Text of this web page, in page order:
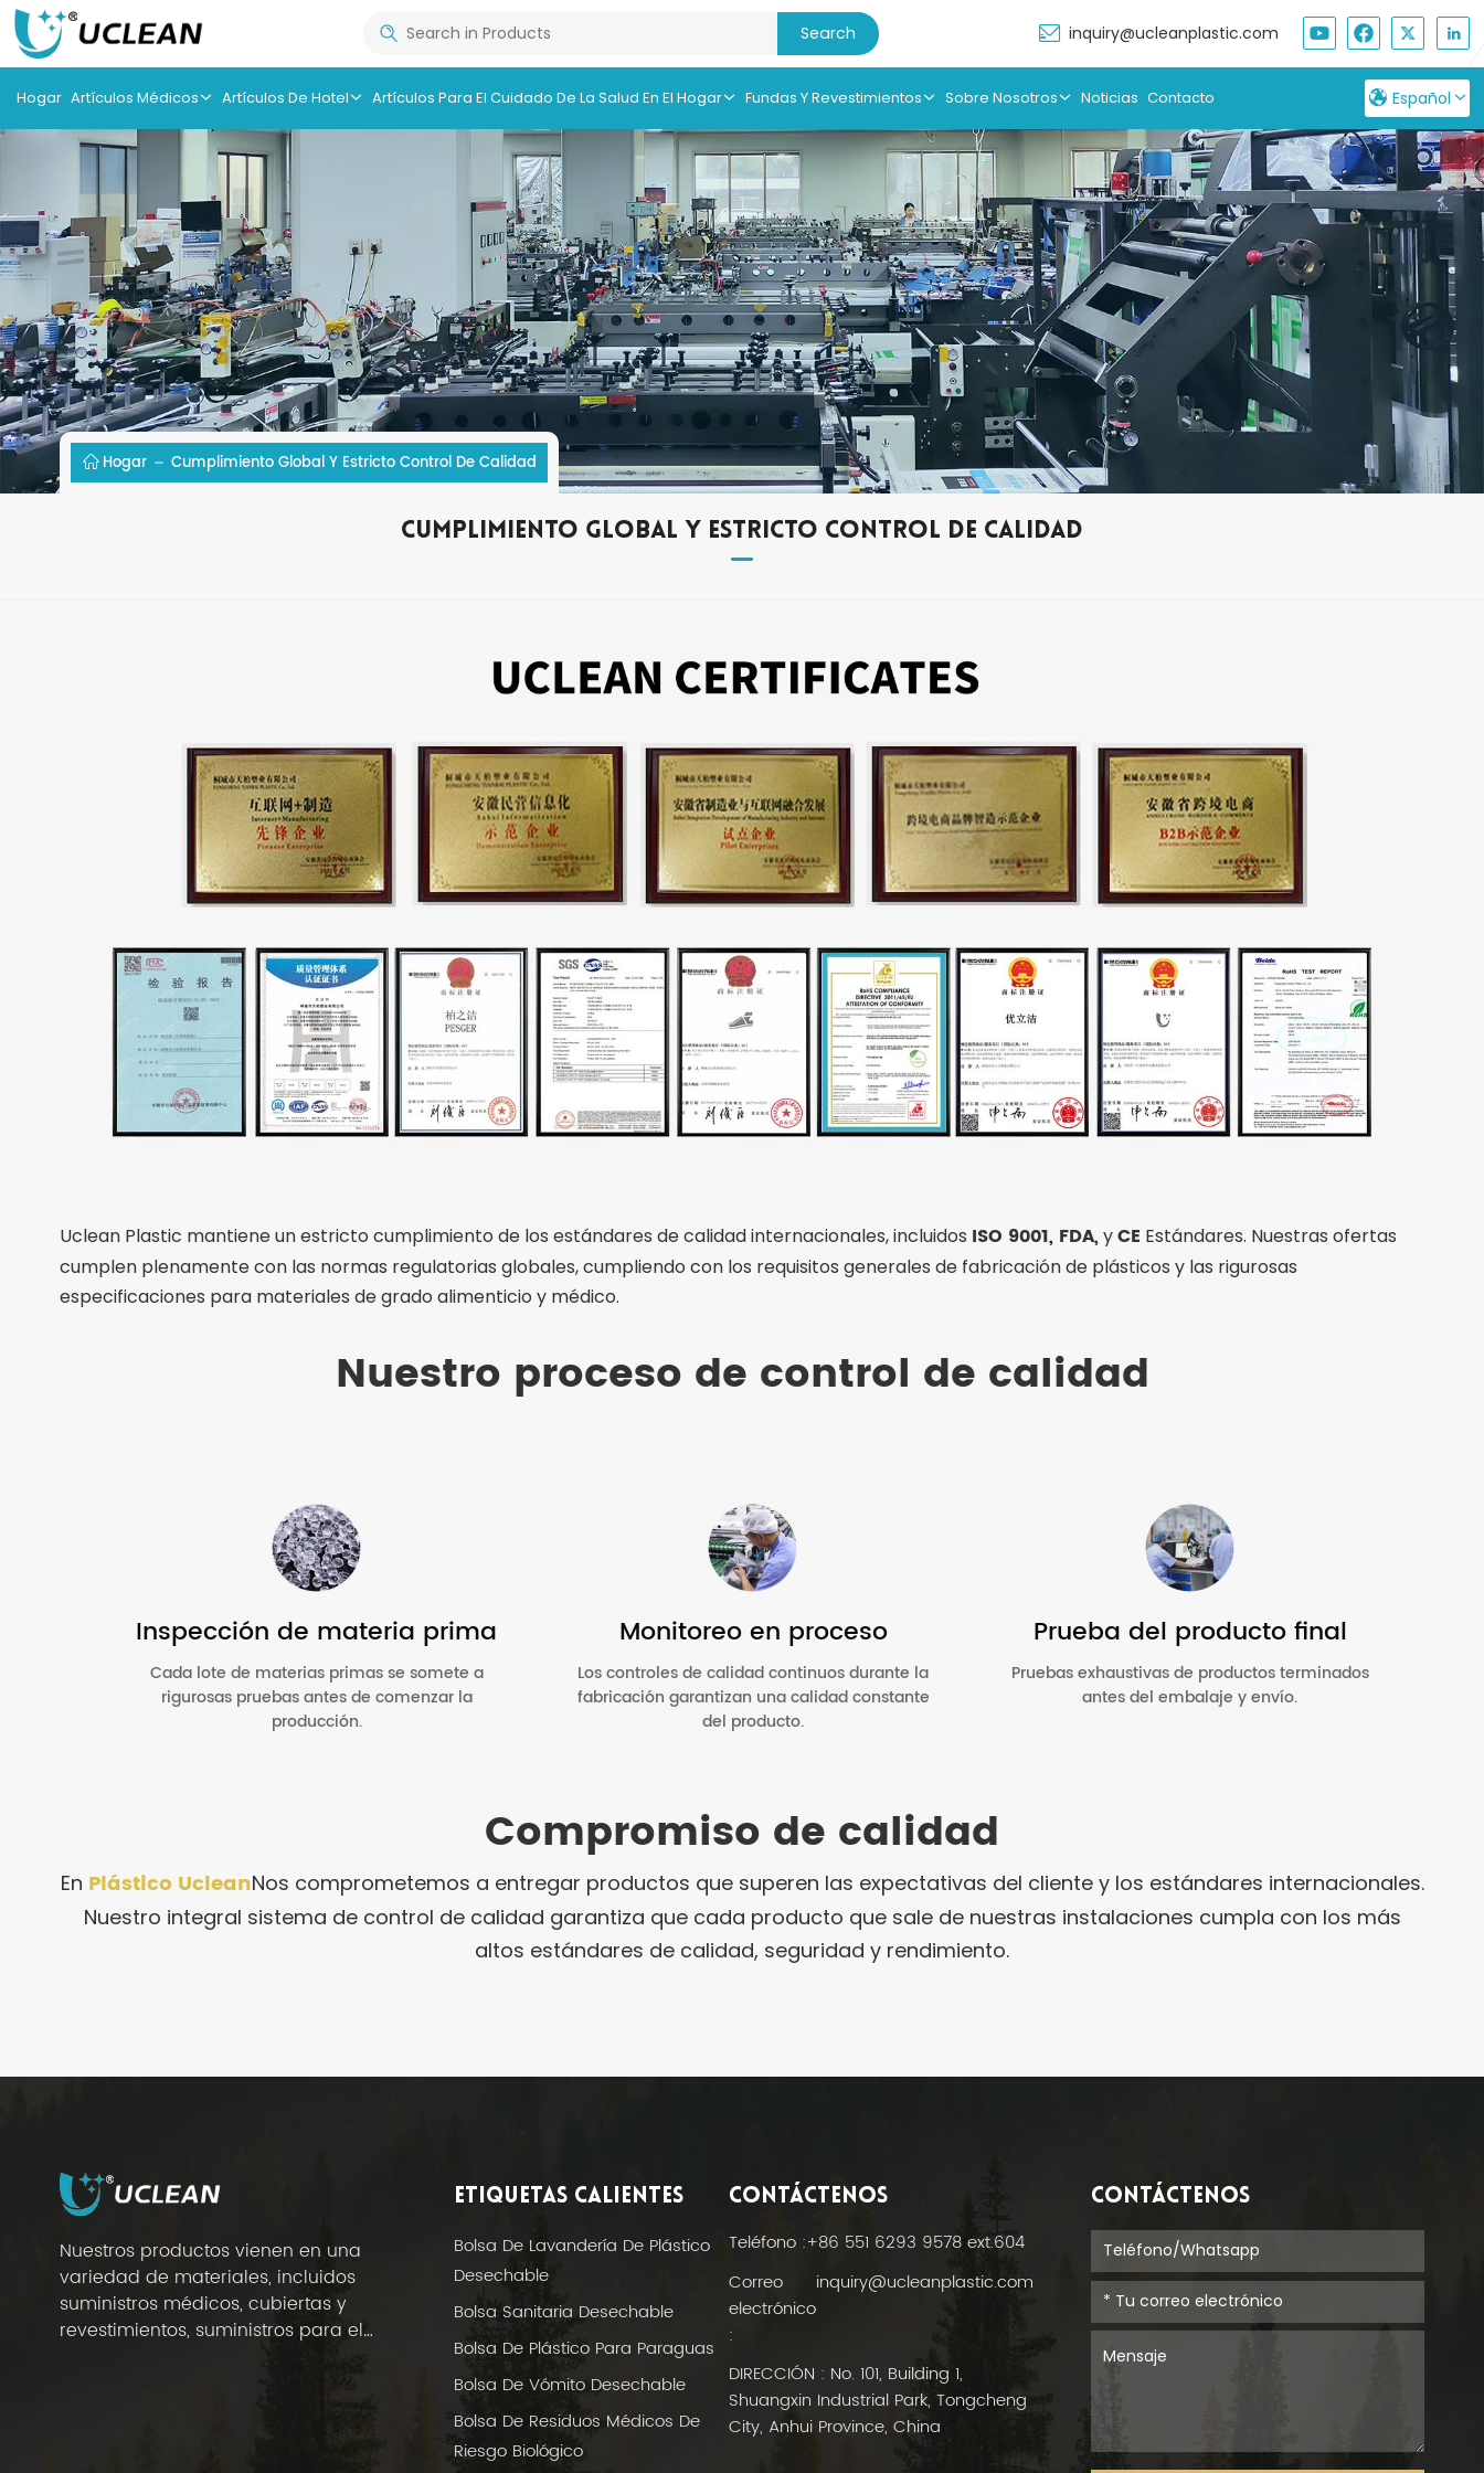
inquiry@ucleanplastic.com
Hogar Artículos Médicos Artículos De Hotel Artículos Para El Cuidado De La Salud En El Hogar Fundas Y Revestimientos Sobre Nosotros Noticias Contacto Español
English
Français
Русский
Hogar Cumplimiento Global Y Estricto Control De Calidad
Cumplimiento Global Y Estricto Control De Calidad
Uclean Plastic mantiene un estricto cumplimiento de los estándares de calidad internacionales, incluidos ISO 9001, FDA,yCE Estándares. Nuestras ofertas
cumplen plenamente con las normas regulatorias globales, cumpliendo con los requisitos generales de fabricación de plásticos y las rigurosas
especificaciones para materiales de grado alimenticio y médico.
Nuestro proceso de control de calidad
Inspección de materia prima
Cada lote de materias primas se somete a
rigurosas pruebas antes de comenzar la
producción.
Monitoreo en proceso
Los controles de calidad continuos durante la
fabricación garantizan una calidad constante
del producto.
Prueba del producto final
Pruebas exhaustivas de productos terminados
antes del embalaje y envío.
Compromiso de calidad
En Plástico UcleanNos comprometemos a entregar productos que superen las expectativas del cliente y los estándares internacionales.
Nuestro integral sistema de control de calidad garantiza que cada producto que sale de nuestras instalaciones cumpla con los más
altos estándares de calidad, seguridad y rendimiento.
Nuestros productos vienen en una
variedad de materiales, incluidos
suministros médicos, cubiertas y
revestimientos, suministros para el
ETIQUETAS CALIENTES
Bolsa De Lavandería De Plástico
Desechable
Bolsa Sanitaria Desechable
Bolsa De Plástico Para Paraguas
Bolsa De Vómito Desechable
Bolsa De Residuos Médicos De
Riesgo Biológico
CONTÁCTENOS
Teléfono :+86 551 6293 9578 ext.604
Correo
electrónico
:
inquiry@ucleanplastic.com
DIRECCIÓN : No. 101, Building 1,
Shuangxin Industrial Park, Tongcheng
City, Anhui Province, China
CONTÁCTENOS